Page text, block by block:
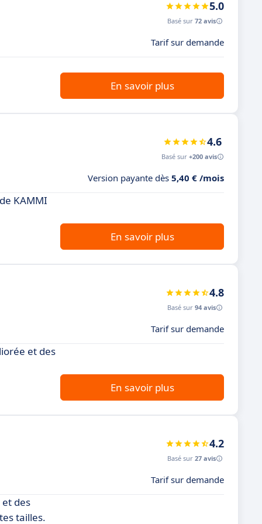
5.0
Basé sur 72 avis
Tarif sur demande
En savoir plus
4.6
Basé sur +200 avis
Version payante dès 5,40 € /mois
KAMMI
En savoir plus
4.8
Basé sur 94 avis
Tarif sur demande
et des
En savoir plus
4.2
Basé sur 27 avis
Tarif sur demande
des
tailles.